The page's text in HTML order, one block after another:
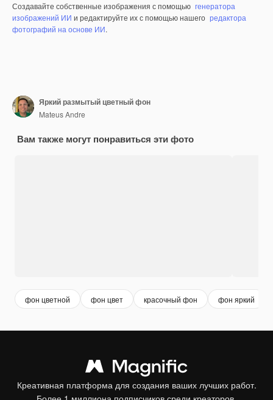
Создавайте собственные изображения с помощью генератора
изображений ИИ и редактируйте их с помощью нашего редактора
фотографий на основе ИИ.
Яркий размытый цветный фон
Mateus Andre
Вам также могут понравиться эти фото
фон цветной фон цвет красочный фон фон яркий
Креативная платформа для создания ваших лучших работ.